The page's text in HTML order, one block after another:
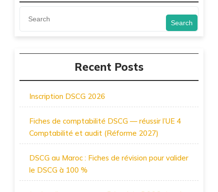
Search
Recent Posts
Inscription DSCG 2026
Fiches de comptabilité DSCG — réussir l’UE 4
Comptabilité et audit (Réforme 2027)
DSCG au Maroc : Fiches de révision pour valider
le DSCG à 100 %